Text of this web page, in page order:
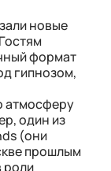
новые
формат
гипнозом,
атмосферу
один из
(они
прошлым
роли